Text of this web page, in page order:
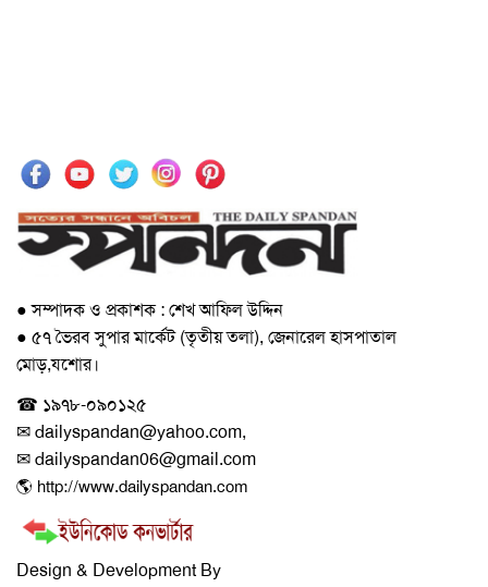
● সম্পাদক ও প্রকাশক : শেখ আফিল উদ্দিন
● ৫৭ ভৈরব সুপার মার্কেট (তৃতীয় তলা), জেনারেল হাসপাতাল
মোড়,যশোর।
☎ ১৯৭৮-০৯০১২৫
✉ dailyspandan@yahoo.com,
✉ dailyspandan06@gmail.com
🌎 http://www.dailyspandan.com
Design & Development By